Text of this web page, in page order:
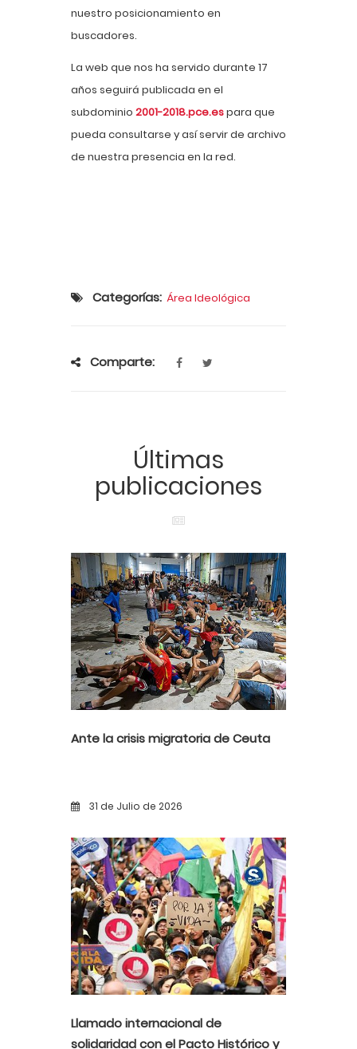
nuestro posicionamiento en
buscadores.
La web que nos ha servido durante 17
años seguirá publicada en el
subdominio 2001-2018.pce.espara que
pueda consultarse y así servir de archivo
de nuestra presencia en la red.
Categorías: Área Ideológica
Comparte:
Últimas
publicaciones
Ante la crisis migratoria de Ceuta
31 de Julio de 2026
Llamado internacional de
solidaridad con el Pacto Histórico y